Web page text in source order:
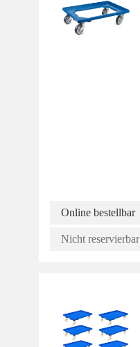
Online bestellbar
Nicht reservierbar